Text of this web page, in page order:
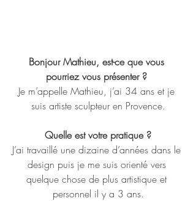
Bonjour Mathieu, est-ce que vous
pourriez vous présenter ?
Je m’appelle Mathieu, j’ai 34 ans et je
suis artiste sculpteur en Provence.
Quelle est votre pratique ?
J’ai travaillé une dizaine d’années dans le
design puis je me suis orienté vers
quelque chose de plus artistique et
personnel il y a 3 ans.